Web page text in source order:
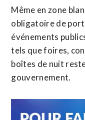
Même en zone
obligatoire de
événements
tels que foires,
boîtes de nuit
gouvernement.